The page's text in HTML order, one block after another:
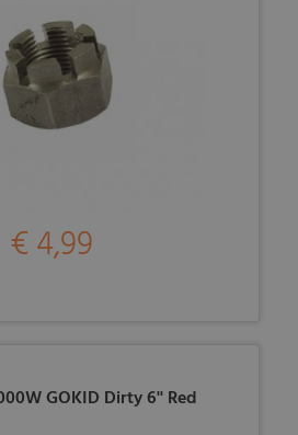
€ 4,99
GOKID Dirty 6'' Red